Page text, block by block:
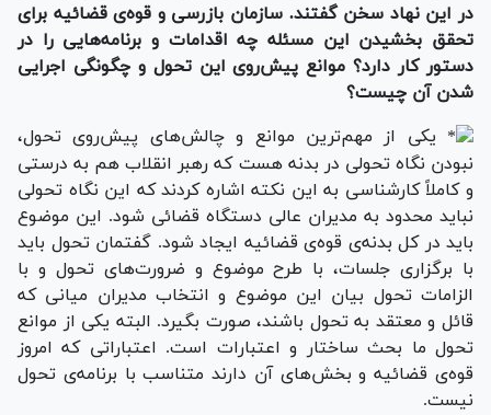
در این نهاد سخن گفتند. سازمان بازرسی و قوه‌ی قضائیه برای
تحقق بخشیدن این مسئله چه اقدامات و برنامه‌هایی را در
دستور کار دارد؟ موانع پیش‌روی این تحول و چگونگی اجرایی
شدن آن چیست؟
یکی از مهم‌ترین موانع و چالش‌های پیش‌روی تحول،
نبودن نگاه تحولی در بدنه هست که رهبر انقلاب هم به درستی
و کاملاً کارشناسی به این نکته اشاره کردند که این نگاه تحولی
نباید محدود به مدیران عالی دستگاه قضائی شود. این موضوع
باید در کل بدنه‌ی قوه‌ی قضائیه ایجاد شود. گفتمان تحول باید
با برگزاری جلسات، با طرح موضوع و ضرورت‌های تحول و با
الزامات تحول بیان این موضوع و انتخاب مدیران میانی که
قائل و معتقد به تحول باشند، صورت بگیرد. البته یکی از موانع
تحول ما بحث ساختار و اعتبارات است. اعتباراتی که امروز
قوه‌ی قضائیه و بخش‌های آن دارند متناسب با برنامه‌ی تحول
نیست.